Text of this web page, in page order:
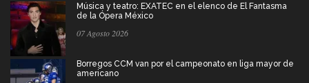
Música y teatro: EXATEC en el elenco de El Fantasma
de la Ópera México
07 Agosto 2026
Borregos CCM van por el campeonato en liga mayor de
americano